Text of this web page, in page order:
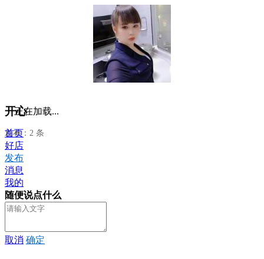
开心
发布：2 条
正在加载...
首页
好店
发布
消息
我的
随便说点什么
取消 确定